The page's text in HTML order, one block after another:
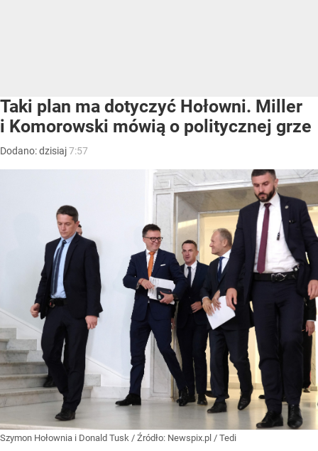
Taki plan ma dotyczyć Hołowni. Miller
i Komorowski mówią o politycznej grze
Dodano:dzisiaj7:57
Szymon Hołownia i Donald Tusk / Źródło: Newspix.pl / Tedi